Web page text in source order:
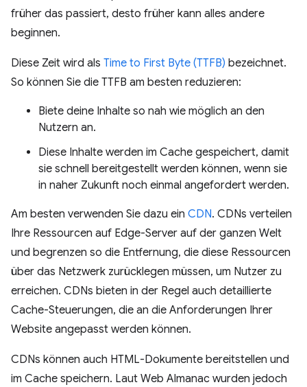
früher das passiert, desto früher kann alles andere
beginnen.
Diese Zeit wird als Time to First Byte (TTFB) bezeichnet.
So können Sie die TTFB am besten reduzieren:
Biete deine Inhalte so nah wie möglich an den
Nutzern an.
Diese Inhalte werden im Cache gespeichert, damit
sie schnell bereitgestellt werden können, wenn sie
in naher Zukunft noch einmal angefordert werden.
Am besten verwenden Sie dazu ein CDN. CDNs verteilen
Ihre Ressourcen auf Edge-Server auf der ganzen Welt
und begrenzen so die Entfernung, die diese Ressourcen
über das Netzwerk zurücklegen müssen, um Nutzer zu
erreichen. CDNs bieten in der Regel auch detaillierte
Cache-Steuerungen, die an die Anforderungen Ihrer
Website angepasst werden können.
CDNs können auch HTML-Dokumente bereitstellen und
im Cache speichern. Laut Web Almanac wurden jedoch